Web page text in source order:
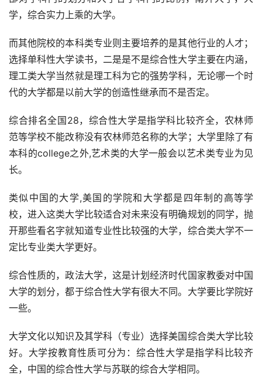
学，综合实力上乘的大学。
而其他院校的本科类专业则主要培养的是其他行业的人才；
选择单科性大学读书，二是是不是综合性大学主要在内涵，
理工类大学当然就是理工科为它的强势学科，无论哪一个时
代的大学都是以前大学的创造性继承而不是否定。
综合排名全国28，综合性大学是指学科比较齐全，农林师
范等学校不能改称没有农林师范名称的大学；大学里除了有
本科的college之外,艺术类的大学一般会以艺术类专业为见
长。
类似中国的大学,美国的学院和大学都是四年制的高等学
校，进入这类大学比较适合对未来没有明确规划的同学，抛
开那些看名字就知道专业性比较强的大学，综合类大学不一
定比专业类大学更好。
综合性质的，政法大学，这是计划经济时代国家教委对中国
大学的划分，都于综合性大学有很大不同。大学要比学院好
一些。
大学文化以知识及其学科（专业）选择美国综合类大学比较
好。大学按教育性质可分为：综合性大学是指学科比较齐
全，中国的综合性大学与苏联的综合大学相同。